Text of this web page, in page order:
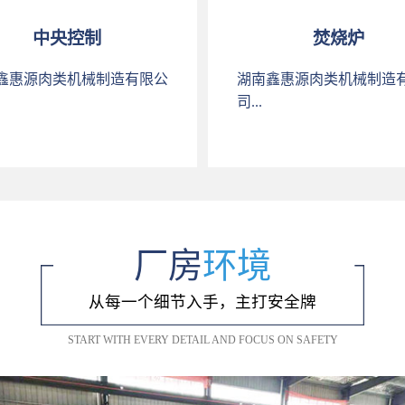
中央控制
惠源肉类机械制造有限公
焚烧炉
湖南鑫惠源肉类机械制造
司...
厂房环境
从每一个细节入手，主打安全牌
START WITH EVERY DETAIL AND FOCUS ON SAFETY